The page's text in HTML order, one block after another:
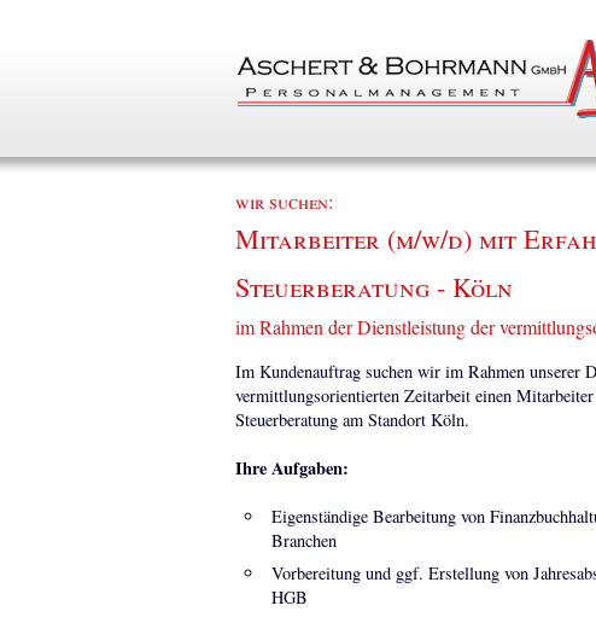
wir suchen:
Mitarbeiter (m/w/d) mit
Steuerberatung - Köln
im Rahmen der Dienstleistung der
Im Kundenauftrag suchen wir im Rahmen unserer
vermittlungsorientierten Zeitarbeit einen
Steuerberatung am Standort Köln.
Ihre Aufgaben:
Eigenständige Bearbeitung von
Branchen
Vorbereitung und ggf. Erstellung von
HGB